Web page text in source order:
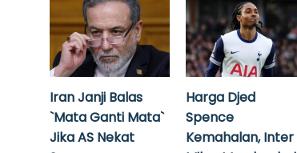
Iran Janji Balas
`Mata Ganti Mata`
Jika AS Nekat
Harga Djed
Spence
Kemahalan, Inter